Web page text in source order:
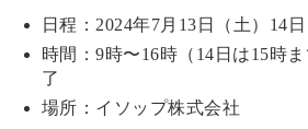
日程：2024年7月13日（土）14日
時間：9時〜16時（14日は15時
了
場所：イソップ株式会社